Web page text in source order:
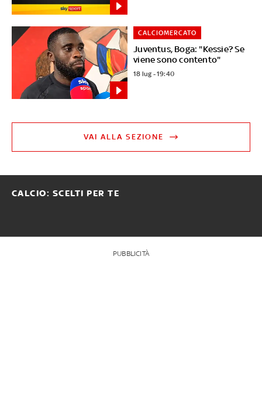
Juventus, Boga: "Kessie? Se
viene sono contento"
CALCIOMERCATO
18 lug - 19:40
VAI ALLA SEZIONE
CALCIO: SCELTI PER TE
PUBBLICITÀ